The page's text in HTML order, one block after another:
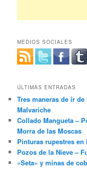
MEDIOS SOCIALES
ÚLTIMAS ENTRADAS
Tres maneras de ir
Malvariche
Collado Mangueta –
Morra de las Moscas
Pinturas rupestres en
Pozos de la Nieve –
«Seta» y minas de